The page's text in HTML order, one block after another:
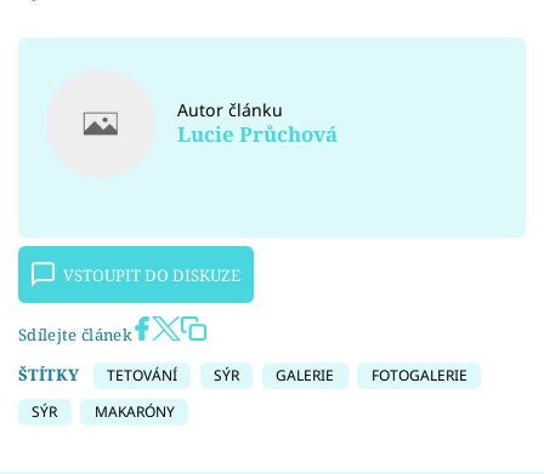
Autor článku
Lucie Průchová
VSTOUPIT DO DISKUZE
Sdílejte článek
ŠTÍTKY
TETOVÁNÍ SÝR GALERIE
FOTOGALERIE
SÝR
MAKARÓNY